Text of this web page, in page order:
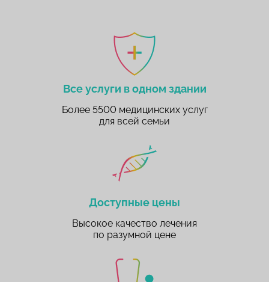
Все услуги в одном здании
Более 5500 медицинских услуг
для всей семьи
Доступные цены
Высокое качество лечения
по разумной цене